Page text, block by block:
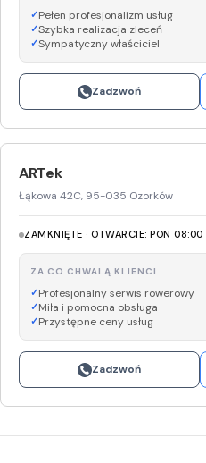
Pełen profesjonalizm usług
Szybka realizacja zleceń
Sympatyczny właściciel
Zadzwoń
ARTek
Łąkowa 42C, 95-035 Ozorków
ZAMKNIĘTE · OTWARCIE: PON 08:00
ZA CO CHWALĄ KLIENCI
Profesjonalny serwis rowerowy
Miła i pomocna obsługa
Przystępne ceny usług
Zadzwoń